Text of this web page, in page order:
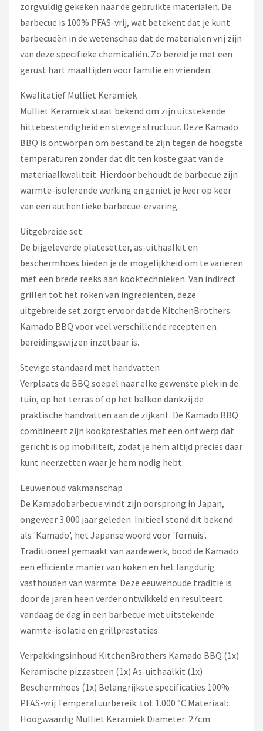
zorgvuldig gekeken naar de gebruikte materialen. De
barbecue is 100% PFAS-vrij, wat betekent dat je kunt
barbecueën in de wetenschap dat de materialen vrij zijn
van deze specifieke chemicaliën. Zo bereid je met een
gerust hart maaltijden voor familie en vrienden.
Kwalitatief Mulliet Keramiek
Mulliet Keramiek staat bekend om zijn uitstekende
hittebestendigheid en stevige structuur. Deze Kamado
BBQ is ontworpen om bestand te zijn tegen de hoogste
temperaturen zonder dat dit ten koste gaat van de
materiaalkwaliteit. Hierdoor behoudt de barbecue zijn
warmte-isolerende werking en geniet je keer op keer
van een authentieke barbecue-ervaring.
Uitgebreide set
De bijgeleverde platesetter, as-uithaalkit en
beschermhoes bieden je de mogelijkheid om te variëren
met een brede reeks aan kooktechnieken. Van indirect
grillen tot het roken van ingrediënten, deze
uitgebreide set zorgt ervoor dat de KitchenBrothers
Kamado BBQ voor veel verschillende recepten en
bereidingswijzen inzetbaar is.
Stevige standaard met handvatten
Verplaats de BBQ soepel naar elke gewenste plek in de
tuin, op het terras of op het balkon dankzij de
praktische handvatten aan de zijkant. De Kamado BBQ
combineert zijn kookprestaties met een ontwerp dat
gericht is op mobiliteit, zodat je hem altijd precies daar
kunt neerzetten waar je hem nodig hebt.
Eeuwenoud vakmanschap
De Kamadobarbecue vindt zijn oorsprong in Japan,
ongeveer 3.000 jaar geleden. Initieel stond dit bekend
als 'Kamado', het Japanse woord voor 'fornuis'.
Traditioneel gemaakt van aardewerk, bood de Kamado
een efficiënte manier van koken en het langdurig
vasthouden van warmte. Deze eeuwenoude traditie is
door de jaren heen verder ontwikkeld en resulteert
vandaag de dag in een barbecue met uitstekende
warmte-isolatie en grillprestaties.
Verpakkingsinhoud KitchenBrothers Kamado BBQ (1x)
Keramische pizzasteen (1x) As-uithaalkit (1x)
Beschermhoes (1x) Belangrijkste specificaties 100%
PFAS-vrij Temperatuurbereik: tot 1.000 °C Materiaal:
Hoogwaardig Mulliet Keramiek Diameter: 27cm